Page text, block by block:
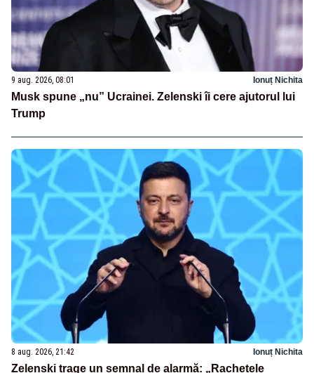
9 aug. 2026, 08:01 Ionuț Nichita
Musk spune „nu” Ucrainei. Zelenski îi cere ajutorul lui
Trump
8 aug. 2026, 21:42 Ionuț Nichita
Zelenski trage un semnal de alarmă: „Rachetele